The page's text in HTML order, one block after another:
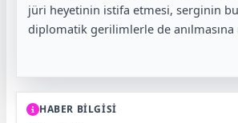
jüri heyetinin istifa etmesi, serginin
diplomatik gerilimlerle de
HABER BİLGİSİ